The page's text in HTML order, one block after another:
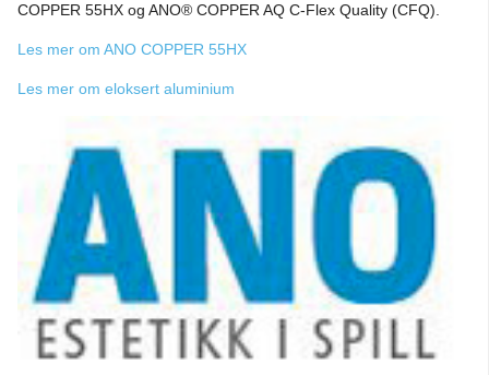
COPPER 55HX og ANO® COPPER AQ C-Flex Quality (CFQ).
Les mer om ANO COPPER 55HX
Les mer om eloksert aluminium